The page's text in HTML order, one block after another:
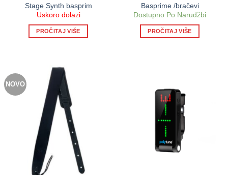
Stage Synth basprim
Uskoro dolazi
PROČITAJ VIŠE
Basprime /bračevi
Dostupno Po Narudžbi
PROČITAJ VIŠE
NOVO